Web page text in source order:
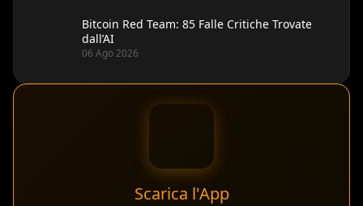
Bitcoin Red Team: 85 Falle Critiche Trovate
dall’AI
06 Ago 2026
Scarica l'App